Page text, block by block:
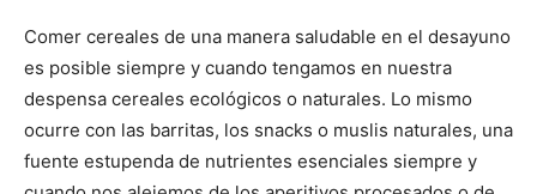
Comer cereales de una manera saludable en el desayuno
es posible siempre y cuando tengamos en nuestra
despensa cereales ecológicos o naturales. Lo mismo
ocurre con las barritas, los snacks o muslis naturales, una
fuente estupenda de nutrientes esenciales siempre y